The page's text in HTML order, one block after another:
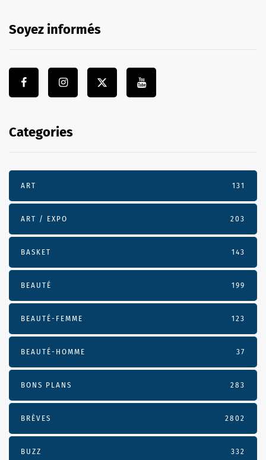
Soyez informés
Categories
ART 131
ART / EXPO 203
BASKET 143
BEAUTÉ 199
BEAUTÉ-FEMME 123
BEAUTÉ-HOMME 37
BONS PLANS 283
BRÈVES 2802
BUZZ 332